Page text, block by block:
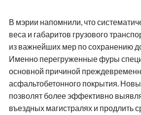
В мэрии напомнили, что
веса и габаритов грузового
из важнейших мер по сохранению
Именно перегруженные фуры
основной причиной
асфальтобетонного покрытия.
позволят более эффективно
въездных магистралях и продлить